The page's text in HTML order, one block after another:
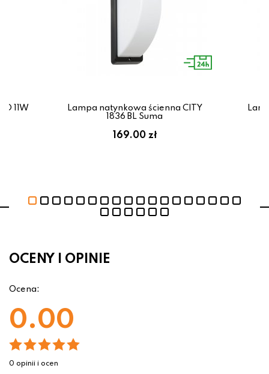
11W
Lampa natynkowa ścienna CITY
1836 BL Suma
169.00 zł
OCENY I OPINIE
Ocena:
0.00
0 opinii i ocen